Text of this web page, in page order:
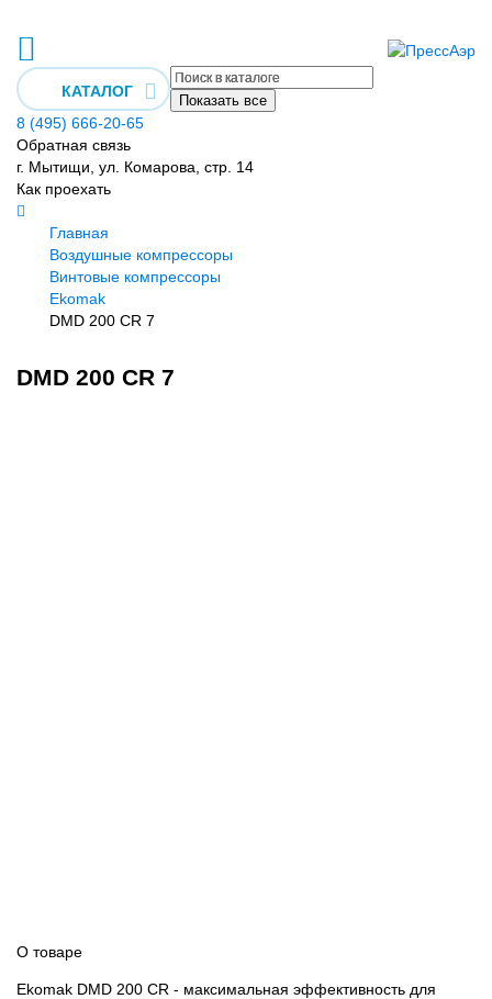
КАТАЛОГ
Показать все
8 (495) 666-20-65
Обратная связь
г. Мытищи, ул. Комарова, стр. 14
Как проехать
Главная
Воздушные компрессоры
Винтовые компрессоры
Ekomak
DMD 200 CR 7
DMD 200 CR 7
О товаре
Ekomak DMD 200 CR - максимальная эффективность для